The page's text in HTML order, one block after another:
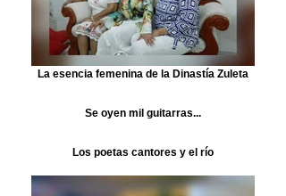
La esencia femenina de la Dinastía Zuleta
Se oyen mil guitarras...
Los poetas cantores y el río